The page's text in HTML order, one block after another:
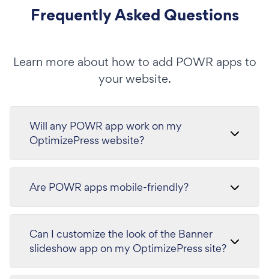
Frequently Asked Questions
Learn more about how to add POWR apps to
your website.
Will any POWR app work on my
OptimizePress website?
Are POWR apps mobile-friendly?
Can I customize the look of the Banner
slideshow app on my OptimizePress site?